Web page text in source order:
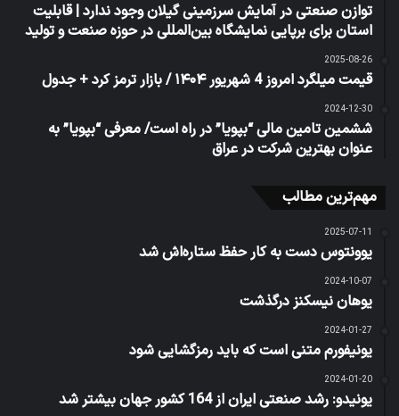
توازن صنعتی در آمایش سرزمینی گیلان وجود ندارد | قابلیت
استان برای برپایی نمایشگاه بین‌المللی در حوزه صنعت و تولید
2025-08-26
قیمت میلگرد امروز 4 شهریور ۱۴۰۴ / بازار ترمز کرد + جدول
2024-12-30
ششمین تامین مالی “بپویا” در راه است/ معرفی “بپویا” به
عنوان بهترین شرکت در عراق
مهم‌ترین مطالب
2025-07-11
یوونتوس دست به کار حفظ ستاره‌اش شد
2024-10-07
یوهان نیسکنز درگذشت
2024-01-27
یونیفورم متنی است که باید رمزگشایی شود
2024-01-20
یونیدو: رشد صنعتی ایران از 164 کشور جهان بیشتر شد